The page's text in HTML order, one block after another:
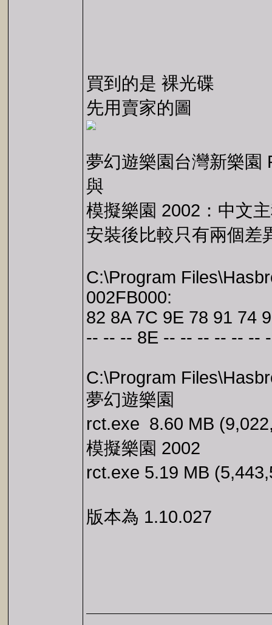
買到的是 裸光碟
先用賣家的圖
夢幻遊樂園台灣新樂園
與
模擬樂園 2002：中文
安裝後比較只有兩個差
C:\Program
002FB000:
82 8A 7C 9E 78 91 74
-- -- -- 8E -- -- -- -- -- --
C:\Program
夢幻遊樂園
模擬樂園 2002
版本為 1.10.027